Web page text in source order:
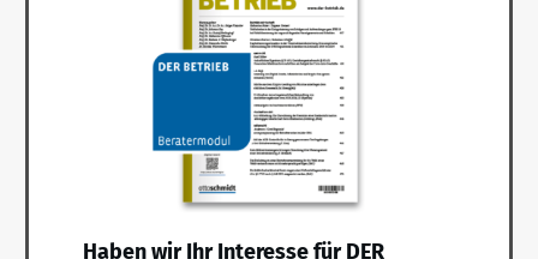
Haben wir Ihr Interesse für DER